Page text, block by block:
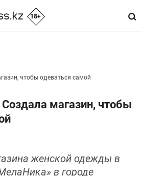
18+
чтобы одеваться самой
магазин, чтобы
женской одежды в
в городе